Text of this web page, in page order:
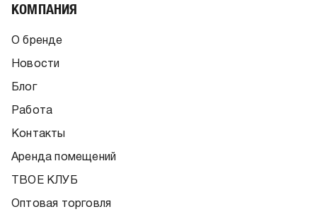
КОМПАНИЯ
О бренде
Новости
Блог
Работа
Контакты
Аренда помещений
ТВОЕ КЛУБ
Оптовая торговля